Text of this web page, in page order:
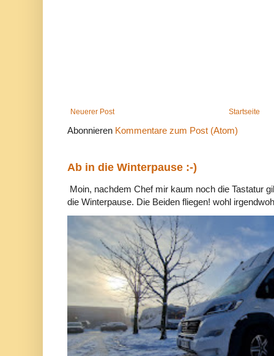
Neuerer Post Startseite
Abonnieren Kommentare zum Post (Atom)
Ab in die Winterpause :-)
Moin, nachdem Chef mir kaum noch die Tastatur
die Winterpause. Die Beiden fliegen! wohl